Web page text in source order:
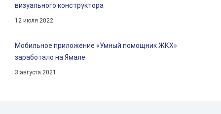
визуального конструктора
12 июля 2022
Мобильное приложение «Умный помощник ЖКХ»
заработало на Ямале
3 августа 2021